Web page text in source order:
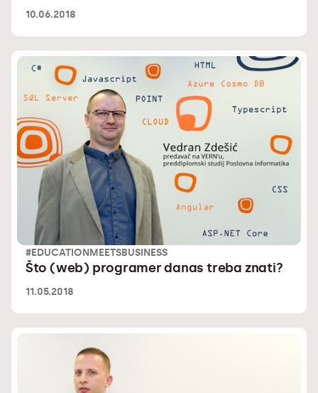
10.06.2018
#EDUCATIONMEETSBUSINESS
Što (web) programer danas treba znati?
11.05.2018